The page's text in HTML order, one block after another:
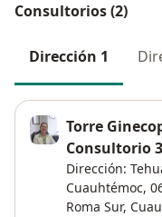
Consultorios (2)
Dirección 1
Torre
Consultorio
Dirección:
Cuauhtémoc,
Roma Sur,